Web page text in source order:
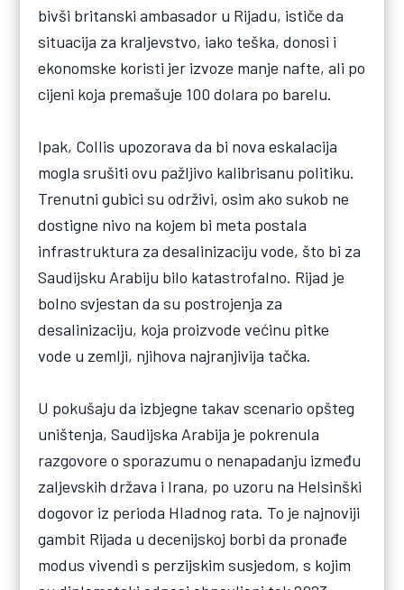
bivši britanski ambasador u Rijadu, ističe da
situacija za kraljevstvo, iako teška, donosi i
ekonomske koristi jer izvoze manje nafte, ali po
cijeni koja premašuje 100 dolara po barelu.
Ipak, Collis upozorava da bi nova eskalacija
mogla srušiti ovu pažljivo kalibrisanu politiku.
Trenutni gubici su održivi, osim ako sukob ne
dostigne nivo na kojem bi meta postala
infrastruktura za desalinizaciju vode, što bi za
Saudijsku Arabiju bilo katastrofalno. Rijad je
bolno svjestan da su postrojenja za
desalinizaciju, koja proizvode većinu pitke
vode u zemlji, njihova najranjivija tačka.
U pokušaju da izbjegne takav scenario opšteg
uništenja, Saudijska Arabija je pokrenula
razgovore o sporazumu o nenapadanju između
zaljevskih država i Irana, po uzoru na Helsinški
dogovor iz perioda Hladnog rata. To je najnoviji
gambit Rijada u decenijskoj borbi da pronađe
modus vivendi s perzijskim susjedom, s kojim